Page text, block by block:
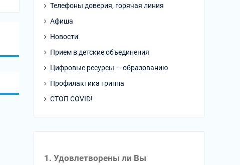
Телефоны доверия, горячая линия
Афиша
Новости
Прием в детские объединения
Цифровые ресурсы — образованию
Профилактика гриппа
СТОП COVID!
1. Удовлетворены ли Вы